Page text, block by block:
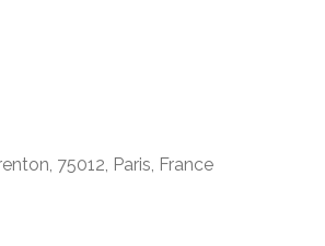
75012, Paris, France